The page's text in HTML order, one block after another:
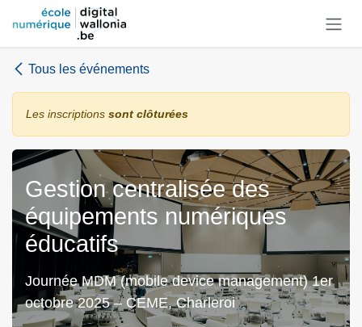
Se rendre au contenu
Tous les événements
Les inscriptions sont clôturées
Gestion centralisée des
équipements numériques
éducatifs
Journée MDM (mobile device management) 1er
octobre 2025 – CEME, Charleroi